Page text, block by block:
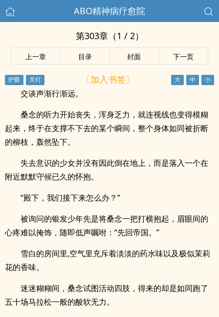
ABO精神病疗愈院
第303章（1 / 2）
上一章 目录 封面 下一页
〔加入书签〕
交谈声渐行渐远。
桑念的听力开始丧失，浑身乏力，就连视线也变得模糊
起来，终于在支撑不下去的某个瞬间，整个身体如同被折断
的柳枝，轰然坠下。
失去意识的少女并没有因此倒在地上，而是落入一个在
附近默默守候已久的怀抱。
“殿下，我们接下来怎么办？”
被询问的银发少年先是将桑念一把打横抱起，眉眼间的
心疼难以掩饰，随即低声嘱咐：“先回帝国。”
雪白的房间里,空气里充斥着淡淡的药水味以及极似茉莉
花的香味。
迷迷糊糊间，桑念试图活动四肢，得来的却是如同跑了
五十场马拉松一般的酸软无力。